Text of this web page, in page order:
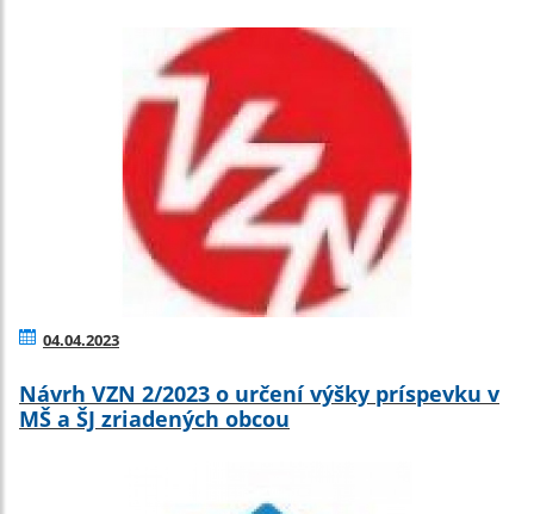
04.04.2023
Návrh VZN 2/2023 o určení výšky príspevku v
MŠ a ŠJ zriadených obcou